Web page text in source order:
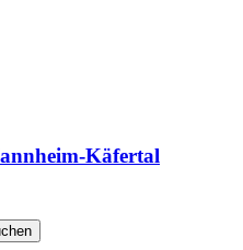
Käfertal